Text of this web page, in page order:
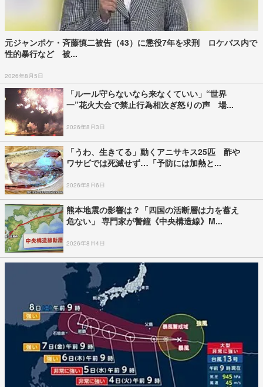
元ジャンポケ・斉藤慎二被告（43）に懲役7年を求刑 ロケバス内で
性的暴行など 被...
2026年8月5日
「ルール守らないなら来なくていい」“世界
一”花火大会で禁止行為相次ぎ怒りの声 場...
2026年8月3日
「うわ、生きてる」動くアニサキス25匹 酢や
ワサビでは死滅せず…「予防には加熱と...
2026年8月6日
熊本地震の影響は？「四国の活断層は力を蓄え
危ない」 専門家が警鐘《中央構造線》M...
2026年8月4日